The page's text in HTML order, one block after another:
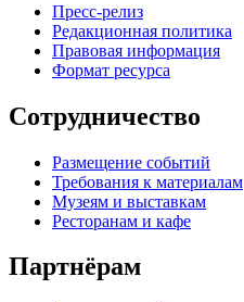
Пресс-релиз
Редакционная политика
Правовая информация
Формат ресурса
Сотрудничество
Размещение событий
Требования к материалам
Музеям и выставкам
Ресторанам и кафе
Партнёрам